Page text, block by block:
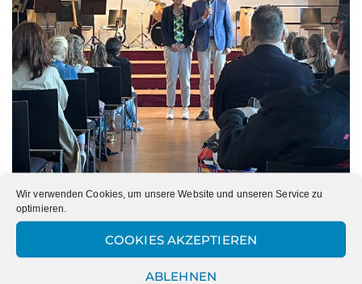
Wir verwenden Cookies, um unsere Website und unseren Service zu
optimieren.
COOKIES AKZEPTIEREN
ABLEHNEN